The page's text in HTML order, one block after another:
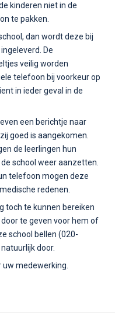
kinderen niet in de
te pakken.
dan wordt deze bij
De
veilig worden
telefoon bij voorkeur op
in ieder geval in de
een berichtje naar
goed is aangekomen.
de leerlingen hun
school weer aanzetten.
telefoon mogen deze
redenen.
toch te kunnen bereiken
te geven voor hem of
school bellen (020-
door.
uw medewerking.